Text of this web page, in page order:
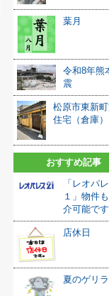
葉月
令和8年熊
震
松原市東新
住宅（倉庫）
おすすめ記事
「レオパ
１」物件
介可能です
店休日
夏のゲリ